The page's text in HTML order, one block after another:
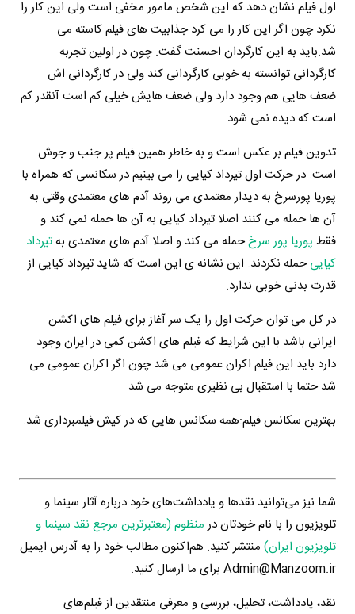
اول فیلم نشان دهد که این شخص مامور مخفی است ولی این کار را
نکرد چون اگر این کار را می کرد جذابیت های فیلم کاسته می
شد.باید به این کارگردان احسنت گفت. چون در اولین تجربه
کارگردانی توانسته به خوبی کارگردانی کند ولی در کارگردانی اش
ضعف هایی هم وجود دارد ولی ضعف هایش خیلی کم است آنقدر کم
است که دیده نمی شود
تدوین فیلم بر عکس است و به خاطر همین فیلم پر جنب و جوش
است. در حرکت اول تیرداد کیایی را می بینیم در سکانسی که همراه با
پوریا پورسرخ به دیدار معتمدی می روند آدم های معتمدی وقتی به
آن ها حمله می کنند اصلا تیرداد کیایی به آن ها حمله نمی کند و
فقط پوریا پور سرخحمله می کند و اصلا آدم های معتمدی بهتیرداد
کیاییحمله نکردند. این نشانه ی این است که شاید تیرداد کیایی از
قدرت بدنی خوبی ندارد.
در کل می توان حرکت اول را یک سر آغاز برای فیلم های اکشن
ایرانی باشد با این شرایط که فیلم های اکشن کمی در ایران وجود
دارد باید این فیلم اکران عمومی می شد چون اگر اکران عمومی می
شد حتما با استقبال بی نظیری متوجه می شد
بهترین سکانس فیلم:همه سکانس هایی که در کیش فیلمبرداری شد.
شما نیز می‌توانید نقدها و یادداشت‌های خود درباره آثار سینما و
تلویزیون را با نام خودتان در منظوم (معتبرترین مرجع نقد سینما و
تلویزیون ایران) منتشر کنید. هم‌اکنون مطالب خود را به آدرس ایمیل
Admin@Manzoom.ir برای ما ارسال کنید.
نقد، یادداشت، تحلیل، بررسی و معرفی منتقدین از فیلم‌های